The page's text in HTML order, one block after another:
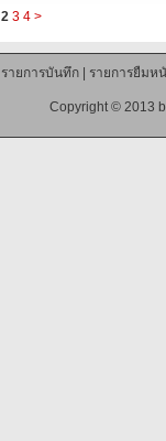
2 3 4 >
รายการบันทึก| รายการยืมห
Copyright © 2013